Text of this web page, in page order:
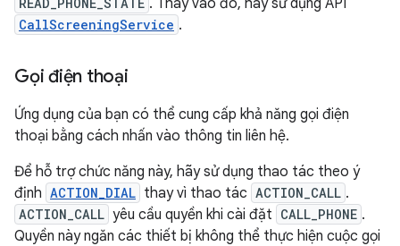
. Thay vào đó, hãy sử dụng API
CallScreeningService .
Gọi điện thoại
Ứng dụng của bạn có thể cung cấp khả năng gọi điện
thoại bằng cách nhấn vào thông tin liên hệ.
Để hỗ trợ chức năng này, hãy sử dụng thao tác theo ý
định ACTION_DIAL thay vì thao tác ACTION_CALL .
ACTION_CALL yêu cầu quyền khi cài đặt CALL_PHONE .
Quyền này ngăn các thiết bị không thể thực hiện cuộc gọi